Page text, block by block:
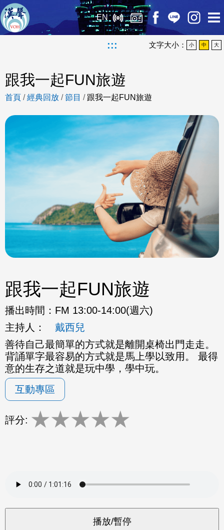
EN
::: 文字大小： 小 中 大
跟我一起FUN旅遊
首頁 /經典回放 /節目 / 跟我一起FUN旅遊
跟我一起FUN旅遊
播出時間： FM 13:00-14:00(週六)
主持人：
戴西兒
善待自己最簡單的方式就是離開桌椅出門走走。
背誦單字最容易的方式就是馬上學以致用。 最得
意的生存之道就是玩中學，學中玩。
互動專區
評分: ★★★★★